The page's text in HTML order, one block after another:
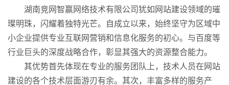
湖南竞网智赢网络技术有限公司犹如网站建设领域的璀
璨明珠，闪耀着独特光芒。自成立以来，始终坚守为区域中
小企业提供专业互联网营销和信息化服务的初心。与百度等
行业巨头的深度战略合作，彰显其强大的资源整合能力。
其优势首先体现在专业的服务团队上，技术人员在网站
建设的各个技术层面游刃有余。其次，丰富多样的服务产